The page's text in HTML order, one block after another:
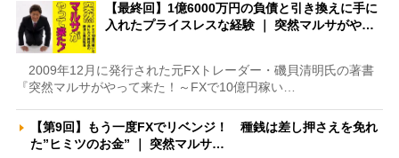
【最終回】1億6000万円の負債と引き換えに手に
入れたプライスレスな経験 ｜ 突然マルサがや…
2009年12月に発行された元FXトレーダー・磯貝清明氏の著書
『突然マルサがやって来た！～FXで10億円稼い…
【第9回】もう一度FXでリベンジ！ 種銭は差し押さえを免れ
た”ヒミツのお金” ｜ 突然マルサ…